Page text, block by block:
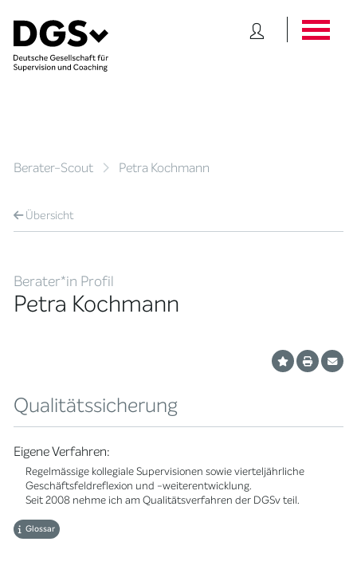
Berater-Scout Petra Kochmann
Übersicht
Berater*in Profil
Petra Kochmann
Qualitätssicherung
Eigene Verfahren:
Regelmässige kollegiale Supervisionen sowie vierteljährliche
Geschäftsfeldreflexion und -weiterentwicklung.
Seit 2008 nehme ich am Qualitätsverfahren der DGSv teil.
Glossar